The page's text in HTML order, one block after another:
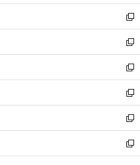
し
い
ウ
ィ
ン
ド
ウ
で
開
く
新
し
い
ウ
ィ
ン
ド
ウ
で
開
く
新
し
い
ウ
ィ
ン
ド
ウ
で
開
新
し
い
ウ
ィ
ン
ド
ウ
新
し
い
ウ
ィ
ン
新
し
い
ウ
新
し